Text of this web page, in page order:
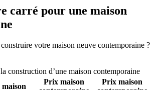
carré pour une maison
votre maison neuve contemporaine ?
construction d’une maison contemporaine
Prix maison
Prix maison